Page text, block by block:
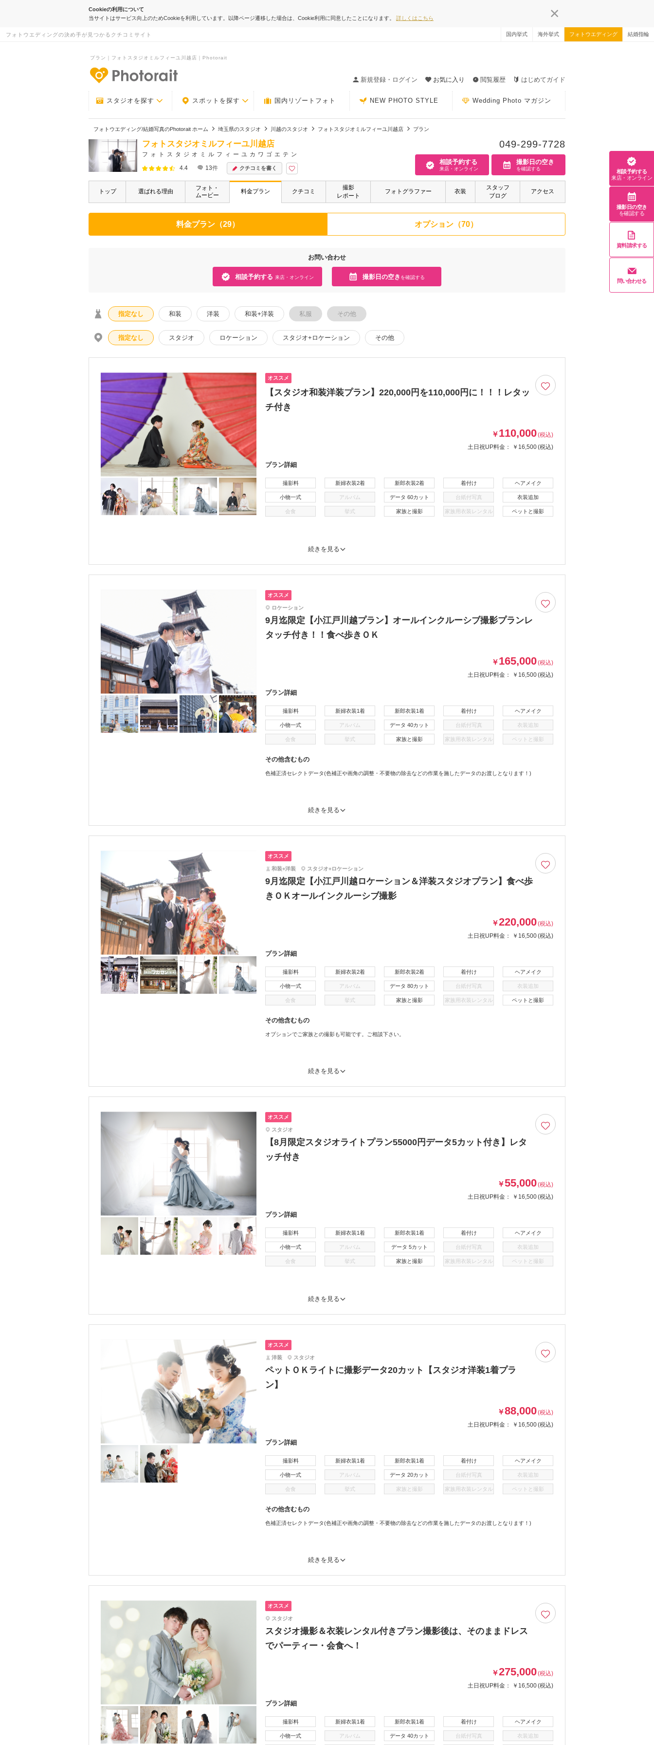
Cookieの利用について
当サイトはサービス向上のためCookieを利用しています。以降ページ遷移した場合は、Cookie利用に同意したことになります。 詳しくはこちら
フォトウエディングの決め手が見つかるクチコミサイト 国内挙式 海外挙式 フォトウエディング 結婚指輪
プラン｜フォトスタジオミルフィーユ川越店｜Photorait
新規登録・ログイン
お気に入り 閲覧履歴 はじめてガイド
スタジオを探す スポットを探す 国内リゾートフォト NEW PHOTO STYLE Wedding Photo マガジン
フォトウエディング/結婚写真のPhotorait ホーム 埼玉県のスタジオ 川越のスタジオ フォトスタジオミルフィーユ川越店 プラン
フォトスタジオミルフィーユ川越店
フォトスタジオミルフィーユカワゴエテン
4.4
13件 クチコミを書く
049-299-7728
相談予約する
来店・オンライン
撮影日の空き
を確認する
トップ 選ばれる理由
フォト・
ムービー
料金プラン クチコミ
撮影
レポート
フォトグラファー 衣装
スタッフ
ブログ
アクセス
料金プラン（29） オプション（70）
お問い合わせ
相談予約する 来店・オンライン 撮影日の空き を確認する
指定なし 和装 洋装 和装+洋装 私服 その他
指定なし スタジオ ロケーション スタジオ+ロケーション その他
オススメ
【スタジオ和装洋装プラン】220,000円を110,000円に！！！レタッ
チ付き
￥110,000(税込)
土日祝UP料金：
￥16,500(税込)
プラン詳細
撮影料 新婦衣装2着 新郎衣装2着 着付け ヘアメイク
小物一式 アルバム データ 60カット 台紙付写真 衣装追加
会食 挙式 家族と撮影 家族用衣装レンタル ペットと撮影
続きを見る
オススメ
ロケーション
9月迄限定【小江戸川越プラン】オールインクルーシブ撮影プランレ
タッチ付き！！食べ歩きＯＫ
￥165,000(税込)
土日祝UP料金：
￥16,500(税込)
プラン詳細
撮影料 新婦衣装1着 新郎衣装1着 着付け ヘアメイク
小物一式 アルバム データ 40カット 台紙付写真 衣装追加
会食 挙式 家族と撮影 家族用衣装レンタル ペットと撮影
その他含むもの
色補正済セレクトデータ(色補正や画角の調整・不要物の除去などの作業を施したデータのお渡しとなります！)
続きを見る
オススメ
和装+洋装 スタジオ+ロケーション
9月迄限定【小江戸川越ロケーション＆洋装スタジオプラン】食べ歩
きＯＫオールインクルーシブ撮影
￥220,000(税込)
土日祝UP料金：
￥16,500(税込)
プラン詳細
撮影料 新婦衣装2着 新郎衣装2着 着付け ヘアメイク
小物一式 アルバム データ 80カット 台紙付写真 衣装追加
会食 挙式 家族と撮影 家族用衣装レンタル ペットと撮影
その他含むもの
オプションでご家族との撮影も可能です。ご相談下さい。
続きを見る
オススメ
スタジオ
【8月限定スタジオライトプラン55000円データ5カット付き】レタ
ッチ付き
￥55,000(税込)
土日祝UP料金：
￥16,500(税込)
プラン詳細
撮影料 新婦衣装1着 新郎衣装1着 着付け ヘアメイク
小物一式 アルバム データ 5カット 台紙付写真 衣装追加
会食 挙式 家族と撮影 家族用衣装レンタル ペットと撮影
続きを見る
オススメ
洋装 スタジオ
ペットＯＫライトに撮影データ20カット【スタジオ洋装1着プラ
ン】
￥88,000(税込)
土日祝UP料金：
￥16,500(税込)
プラン詳細
撮影料 新婦衣装1着 新郎衣装1着 着付け ヘアメイク
小物一式 アルバム データ 20カット 台紙付写真 衣装追加
会食 挙式 家族と撮影 家族用衣装レンタル ペットと撮影
その他含むもの
色補正済セレクトデータ(色補正や画角の調整・不要物の除去などの作業を施したデータのお渡しとなります！)
続きを見る
オススメ
スタジオ
スタジオ撮影＆衣装レンタル付きプラン撮影後は、そのままドレス
でパーティー・会食へ！
￥275,000(税込)
土日祝UP料金：
￥16,500(税込)
プラン詳細
撮影料 新婦衣装1着 新郎衣装1着 着付け ヘアメイク
小物一式 アルバム データ 40カット 台紙付写真 衣装追加
相談予約する
来店・オンライン
撮影日の空き
を確認する
資料請求する
問い合わせる